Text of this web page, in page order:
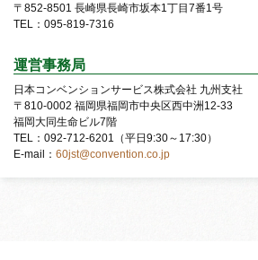
〒852-8501 長崎県長崎市坂本1丁目7番1号
TEL：095-819-7316
運営事務局
日本コンベンションサービス株式会社 九州支社
〒810-0002 福岡県福岡市中央区西中洲12-33
福岡大同生命ビル7階
TEL：092-712-6201（平日9:30～17:30）
E-mail： 60jst@convention.co.jp